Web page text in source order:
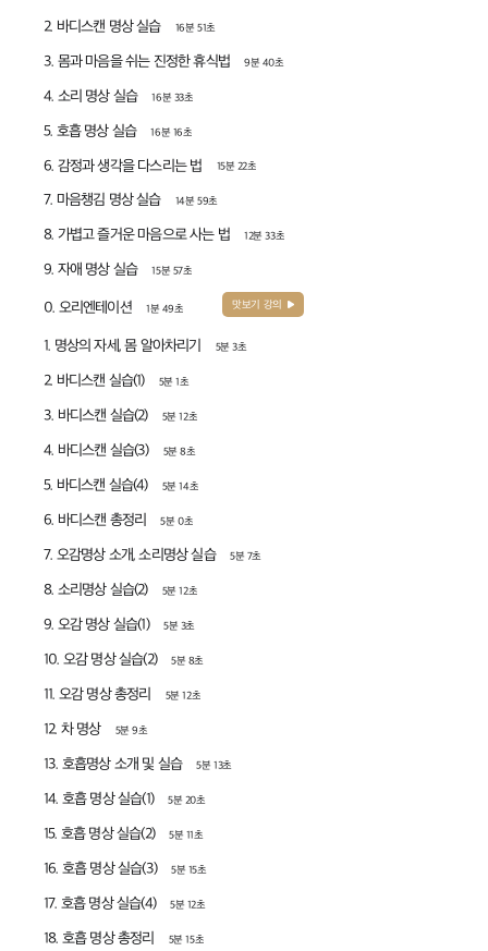
2. 바디스캔 명상 실습 16분 51초
3. 몸과 마음을 쉬는 진정한 휴식법 9분 40초
4. 소리 명상 실습 16분 33초
5. 호흡 명상 실습 16분 16초
6. 감정과 생각을 다스리는 법 15분 22초
7. 마음챙김 명상 실습 14분 59초
8. 가볍고 즐거운 마음으로 사는 법 12분 33초
9. 자애 명상 실습 15분 57초
0. 오리엔테이션 1분 49초 맛보기 강의
1. 명상의 자세, 몸 알아차리기 5분 3초
2. 바디스캔 실습(1) 5분 1초
3. 바디스캔 실습(2) 5분 12초
4. 바디스캔 실습(3) 5분 8초
5. 바디스캔 실습(4) 5분 14초
6. 바디스캔 총정리 5분 0초
7. 오감명상 소개, 소리명상 실습 5분 7초
8. 소리명상 실습(2) 5분 12초
9. 오감 명상 실습(1) 5분 3초
10. 오감 명상 실습(2) 5분 8초
11. 오감 명상 총정리 5분 12초
12. 차 명상 5분 9초
13. 호흡명상 소개 및 실습 5분 13초
14. 호흡 명상 실습(1) 5분 20초
15. 호흡 명상 실습(2) 5분 11초
16. 호흡 명상 실습(3) 5분 15초
17. 호흡 명상 실습(4) 5분 12초
18. 호흡 명상 총정리 5분 15초